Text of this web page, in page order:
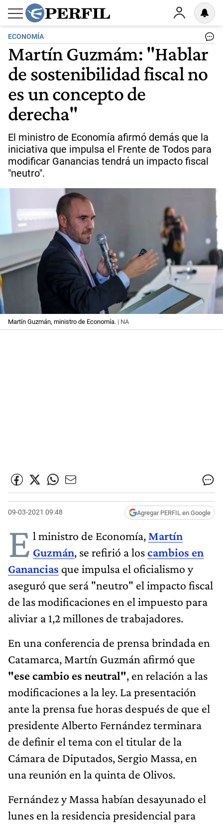
ECONOMÍA
Martín Guzmám: "Hablar
de sostenibilidad fiscal no
es un concepto de
derecha"
El ministro de Economía afirmó demás que la
iniciativa que impulsa el Frente de Todos para
modificar Ganancias tendrá un impacto fiscal
"neutro".
Martín Guzmán, ministro de Economía. | NA
09-03-2021 09:48 Agregar PERFIL en Google
E l ministro de Economía, Martín
Guzmán, se refirió a loscambios en
Ganancias que impulsa el oficialismo y
aseguró que será "neutro" el impacto fiscal
de las modificaciones en el impuesto para
aliviar a 1,2 millones de trabajadores.
En una conferencia de prensa brindada en
Catamarca, Martín Guzmán afirmó que
"ese cambio es neutral", en relación a las
modificaciones a la ley. La presentación
ante la prensa fue horas después de que el
presidente Alberto Fernández terminara
de definir el tema con el titular de la
Cámara de Diputados, Sergio Massa, en
una reunión en la quinta de Olivos.
Fernández y Massa habían desayunado el
lunes en la residencia presidencial para